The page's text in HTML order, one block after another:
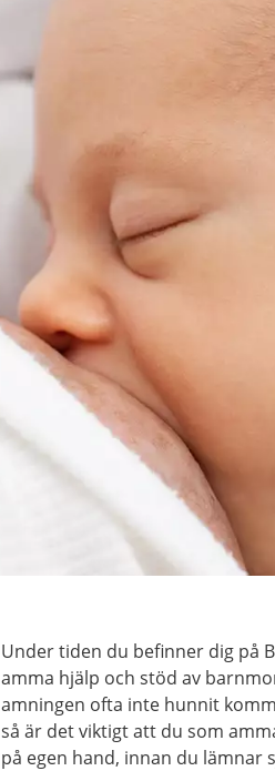
Under tiden du befinner dig på
amma hjälp och stöd av
amningen ofta inte hunnit
så är det viktigt att du som
på egen hand, innan du lämnar